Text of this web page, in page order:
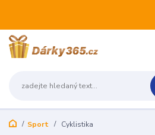
Sport Cyklistika